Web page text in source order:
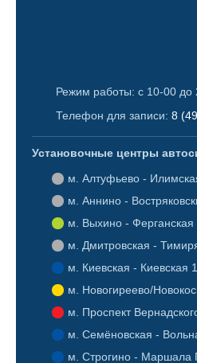
Режим работы: с 10-00 до
Телефон для записи: 8
Установочные центры
Алтуфьево -
Аннино -
Выхино - Ферганская
Дмитровская -
Киевская - Киевская
Новогиреево/
Проспект
Семёновская -
Строгино - Маршала